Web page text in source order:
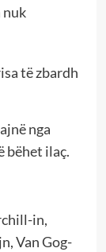
nuk
të zbardh
nga
bëhet ilaç.
in,
Van Gog-